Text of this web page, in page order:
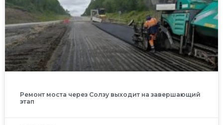
Ремонт моста через Солзу выходит на завершающий
этап